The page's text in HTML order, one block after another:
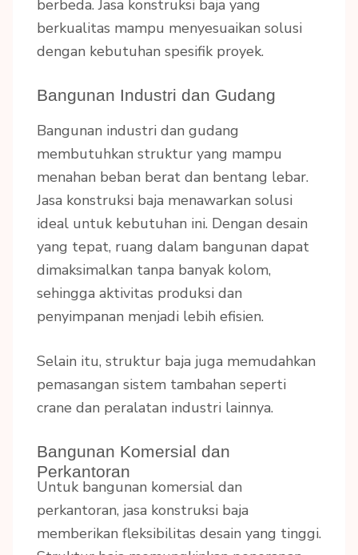
berbeda. Jasa konstruksi baja yang
berkualitas mampu menyesuaikan solusi
dengan kebutuhan spesifik proyek.
Bangunan Industri dan Gudang
Bangunan industri dan gudang
membutuhkan struktur yang mampu
menahan beban berat dan bentang lebar.
Jasa konstruksi baja menawarkan solusi
ideal untuk kebutuhan ini. Dengan desain
yang tepat, ruang dalam bangunan dapat
dimaksimalkan tanpa banyak kolom,
sehingga aktivitas produksi dan
penyimpanan menjadi lebih efisien.
Selain itu, struktur baja juga memudahkan
pemasangan sistem tambahan seperti
crane dan peralatan industri lainnya.
Bangunan Komersial dan
Perkantoran
Untuk bangunan komersial dan
perkantoran, jasa konstruksi baja
memberikan fleksibilitas desain yang tinggi.